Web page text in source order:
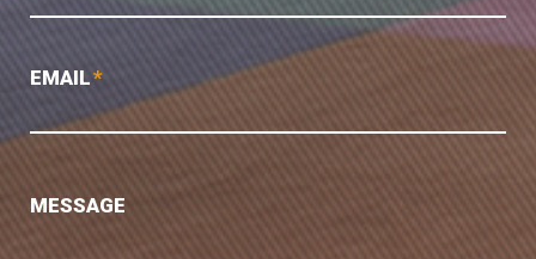
EMAIL*
MESSAGE